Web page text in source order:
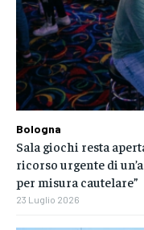
Bologna
Sala giochi resta
ricorso urgente di
per misura cautelare”
23 Luglio 2026